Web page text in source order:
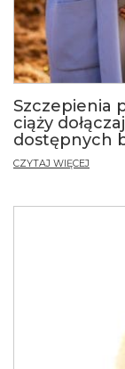
Szczepienia
ciąży
dostępnych
CZYTAJ WIĘCEJ